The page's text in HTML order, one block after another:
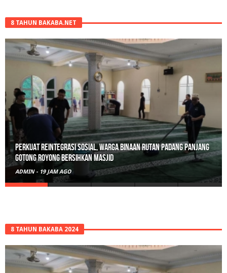
8 TAHUN BAKABA.NET
Perkuat Reintegrasi Sosial, Warga Binaan Rutan Padang Panjang
Gotong Royong Bersihkan Masjid
ADMIN - 19 JAM AGO
8 TAHUN BAKABA 2024